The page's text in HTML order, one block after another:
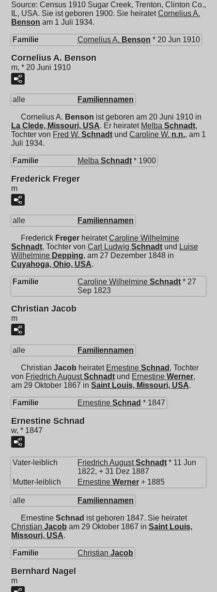
Source: Census 1910 Sugar Creek, Trenton, Clinton Co.,
IL, USA. Sie ist geboren 1900. Sie heiratetCornelius A.
Benson am 1 Juli 1934.
Familie Cornelius A. Benson * 20 Jun 1910
Cornelius A. Benson
m, * 20 Juni 1910
alle Familiennamen
Cornelius A. Benson ist geboren am 20 Juni 1910 in
La Clede, Missouri, USA. Er heiratet Melba Schnadt,
Tochter von Fred W. Schnadt und Caroline W. n.n., am 1
Juli 1934.
Familie Melba Schnadt * 1900
Frederick Freger
m
alle Familiennamen
Frederick Freger heiratetCaroline Wilhelmine
Schnadt, Tochter von Carl Ludwig Schnadt und Luise
Wilhelmine Depping, am 27 Dezember 1848 in
Cuyahoga, Ohio, USA.
Familie Caroline Wilhelmine Schnadt * 27
Sep 1823
Christian Jacob
m
alle Familiennamen
Christian Jacob heiratet Ernestine Schnad , Tochter
von Friedrich August Schnadt und Ernestine Werner,
am 29 Oktober 1867 in Saint Louis, Missouri, USA.
Familie Ernestine Schnad * 1847
Ernestine Schnad
w, * 1847
Vater-leiblich Friedrich August Schnadt * 11 Jun
1822, + 31 Dez 1887
Mutter-leiblich
Ernestine Werner + 1885
alle Familiennamen
Ernestine Schnad ist geboren 1847. Sie heiratet
Christian Jacob am 29 Oktober 1867 in Saint Louis,
Missouri, USA.
Familie Christian Jacob
Bernhard Nagel
m